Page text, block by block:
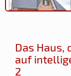
Das Haus,
auf
2